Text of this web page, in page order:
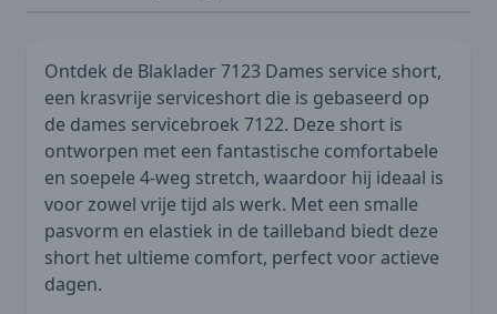
Ontdek de Blaklader 7123 Dames service short,
een krasvrije serviceshort die is gebaseerd op
de dames servicebroek 7122. Deze short is
ontworpen met een fantastische comfortabele
en soepele 4-weg stretch, waardoor hij ideaal is
voor zowel vrije tijd als werk. Met een smalle
pasvorm en elastiek in de tailleband biedt deze
short het ultieme comfort, perfect voor actieve
dagen.